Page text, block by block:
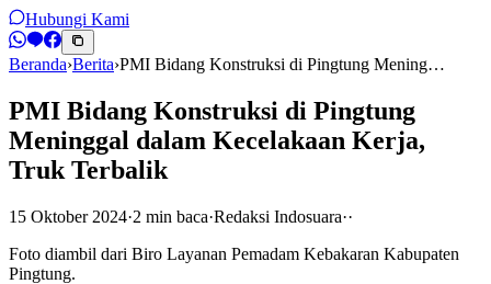
Hubungi Kami
Beranda›Berita›PMI Bidang Konstruksi di Pingtung Mening…
PMI Bidang Konstruksi di Pingtung
Meninggal dalam Kecelakaan Kerja,
Truk Terbalik
15 Oktober 2024·2 min baca·Redaksi Indosuara··
Foto diambil dari Biro Layanan Pemadam Kebakaran Kabupaten
Pingtung.